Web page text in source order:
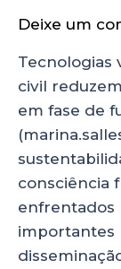
Deixe um
Tecnologias
civil
em fase de
consciência
enfrentados
importantes